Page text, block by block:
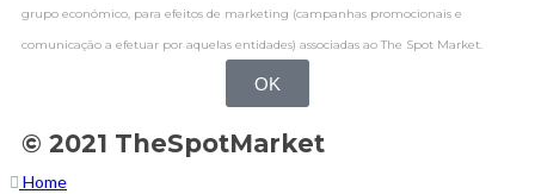
grupo económico, para efeitos de marketing (campanhas promocionais e
comunicação a efetuar por aquelas entidades) associadas ao The Spot Market.
OK
© 2021 TheSpotMarket
Home